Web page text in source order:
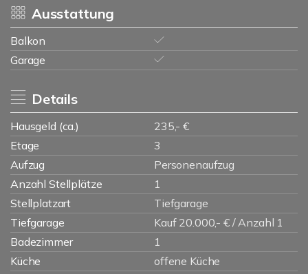
Ausstattung
Balkon
Garage
Details
Hausgeld (ca.)
235,- €
Etage
3
Aufzug
Personenaufzug
Anzahl Stellplätze
1
Stellplatzart
Tiefgarage
Tiefgarage
Kauf 20.000,- € / Anzahl 1
Badezimmer
1
Küche
offene Küche